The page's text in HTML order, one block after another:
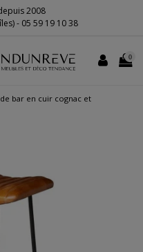
2008
- 05 59 19 10 38
0
bar en cuir cognac et